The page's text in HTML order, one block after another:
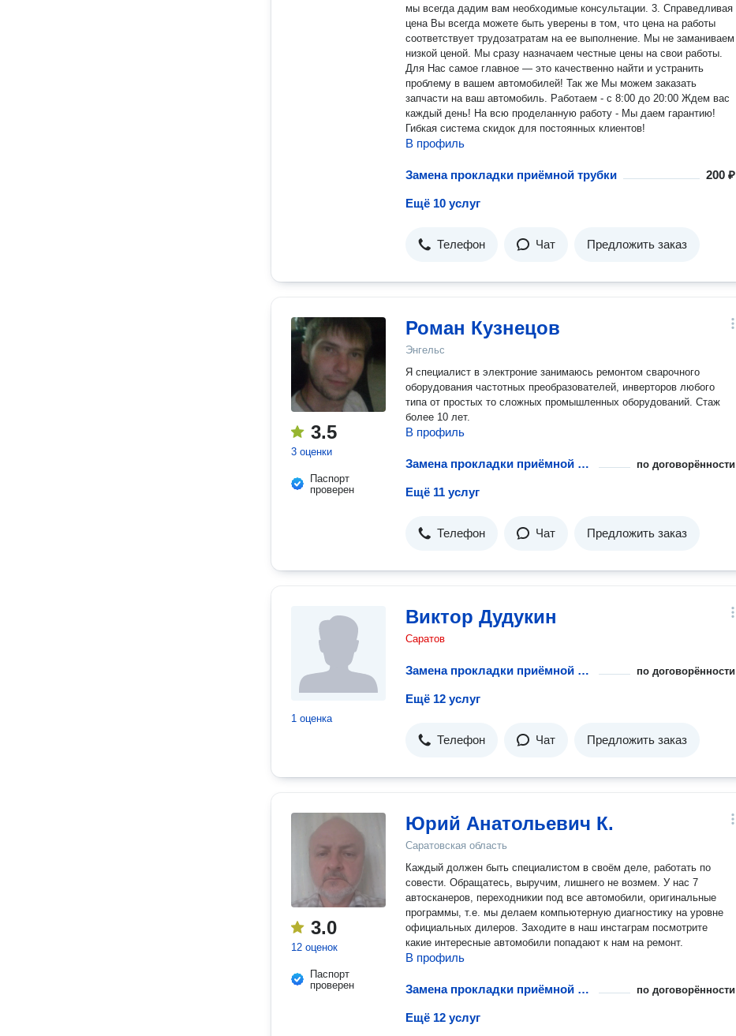
мы всегда дадим вам необходимые консультации. 3. Справедливая
цена Вы всегда можете быть уверены в том, что цена на работы
соответствует трудозатратам на ее выполнение. Мы не заманиваем
низкой ценой. Мы сразу назначаем честные цены на свои работы.
Для Нас самое главное — это качественно найти и устранить
проблему в вашем автомобилей! Так же Мы можем заказать
запчасти на ваш автомобиль. Работаем - с 8:00 до 20:00 Ждем вас
каждый день! На всю проделанную работу - Мы даем гарантию!
Гибкая система скидок для постоянных клиентов!
В профиль
Замена прокладки приёмной трубки 200 ₽
Ещё 10 услуг
Телефон Чат Предложить заказ
3.5
3 оценки
Паспорт
проверен
Роман Кузнецов
Энгельс
Я специалист в электроние занимаюсь ремонтом сварочного
оборудования частотных преобразователей, инверторов любого
типа от простых то сложных промышленных оборудований. Стаж
более 10 лет.
В профиль
Замена прокладки приёмной трубки по договорённости
Ещё 11 услуг
Телефон Чат Предложить заказ
1 оценка
Виктор Дудукин
Саратов
Замена прокладки приёмной трубки по договорённости
Ещё 12 услуг
Телефон Чат Предложить заказ
3.0
12 оценок
Паспорт
проверен
Юрий Анатольевич К.
Саратовская область
Каждый должен быть специалистом в своём деле, работать по
совести. Обращатесь, выручим, лишнего не возмем. У нас 7
автосканеров, переходникии под все автомобили, оригинальные
программы, т.е. мы делаем компьютерную диагностику на уровне
официальных дилеров. Заходите в наш инстаграм посмотрите
какие интересные автомобили попадают к нам на ремонт.
В профиль
Замена прокладки приёмной трубки по договорённости
Ещё 12 услуг